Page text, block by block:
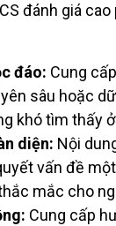
đánh giá cao
đáo: Cung
sâu hoặc
khó tìm thấy
diện: Nội
vấn đề
mắc cho
Cung cấp